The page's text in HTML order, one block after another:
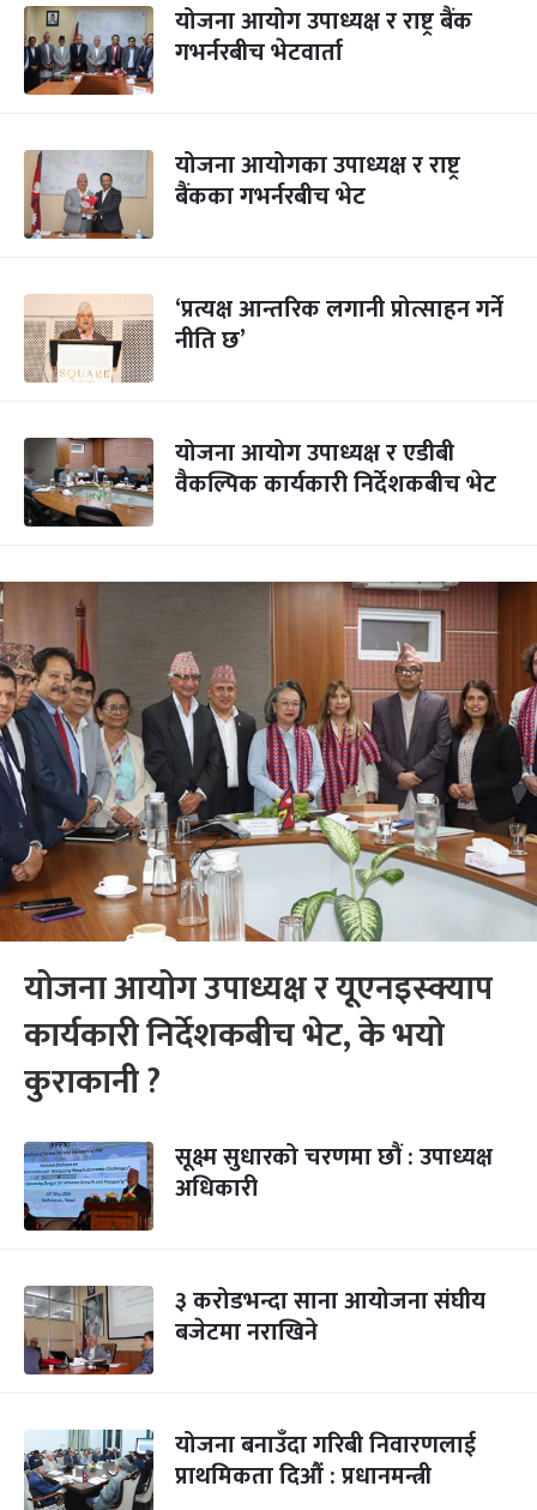
योजना आयोग उपाध्यक्ष र राष्ट्र बैंक
गभर्नरबीच भेटवार्ता
योजना आयोगका उपाध्यक्ष र राष्ट्र
बैंकका गभर्नरबीच भेट
‘प्रत्यक्ष आन्तरिक लगानी प्रोत्साहन गर्ने
नीति छ’
योजना आयोग उपाध्यक्ष र एडीबी
वैकल्पिक कार्यकारी निर्देशकबीच भेट
योजना आयोग उपाध्यक्ष र यूएनइस्क्याप
कार्यकारी निर्देशकबीच भेट, के भयो
कुराकानी ?
सूक्ष्म सुधारको चरणमा छौं : उपाध्यक्ष
अधिकारी
३ करोडभन्दा साना आयोजना संघीय
बजेटमा नराखिने
योजना बनाउँदा गरिबी निवारणलाई
प्राथमिकता दिऔं : प्रधानमन्त्री